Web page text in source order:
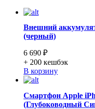
Внешний
(черный)
6 690 ₽
+ 200 кешбэк
В корзину
Смартфон Apple
(Глубоководный